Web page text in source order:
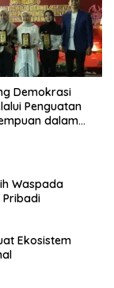
Demokrasi
Penguatan
dalam
Waspada
Pribadi
Ekosistem